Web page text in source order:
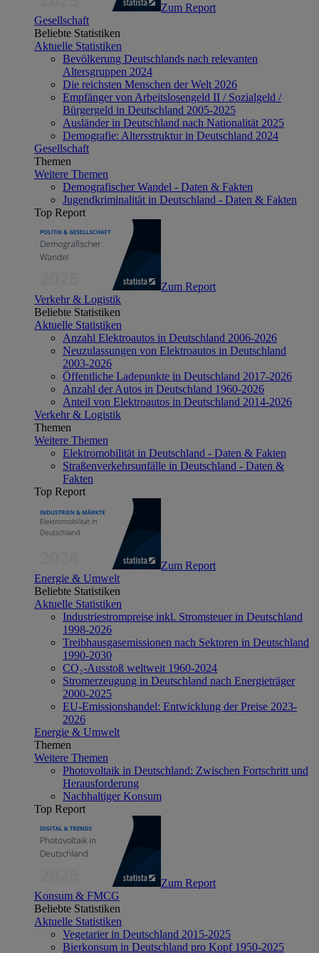
Zum Report
Gesellschaft
Beliebte Statistiken
Aktuelle Statistiken
Bevölkerung Deutschlands nach relevanten
Altersgruppen 2024
Die reichsten Menschen der Welt 2026
Empfänger von Arbeitslosengeld II / Sozialgeld /
Bürgergeld in Deutschland 2005-2025
Ausländer in Deutschland nach Nationalität 2025
Demografie: Altersstruktur in Deutschland 2024
Gesellschaft
Themen
Weitere Themen
Demografischer Wandel - Daten & Fakten
Jugendkriminalität in Deutschland - Daten & Fakten
Top Report
Zum Report
Verkehr & Logistik
Beliebte Statistiken
Aktuelle Statistiken
Anzahl Elektroautos in Deutschland 2006-2026
Neuzulassungen von Elektroautos in Deutschland
2003-2026
Öffentliche Ladepunkte in Deutschland 2017-2026
Anzahl der Autos in Deutschland 1960-2026
Anteil von Elektroautos in Deutschland 2014-2026
Verkehr & Logistik
Themen
Weitere Themen
Elektromobilität in Deutschland - Daten & Fakten
Straßenverkehrsunfälle in Deutschland - Daten &
Fakten
Top Report
Zum Report
Energie & Umwelt
Beliebte Statistiken
Aktuelle Statistiken
Industriestrompreise inkl. Stromsteuer in Deutschland
1998-2026
Treibhausgasemissionen nach Sektoren in Deutschland
1990-2030
CO₂-Ausstoß weltweit 1960-2024
Stromerzeugung in Deutschland nach Energieträger
2000-2025
EU-Emissionshandel: Entwicklung der Preise 2023-
2026
Energie & Umwelt
Themen
Weitere Themen
Photovoltaik in Deutschland: Zwischen Fortschritt und
Herausforderung
Nachhaltiger Konsum
Top Report
Zum Report
Konsum & FMCG
Beliebte Statistiken
Aktuelle Statistiken
Vegetarier in Deutschland 2015-2025
Bierkonsum in Deutschland pro Kopf 1950-2025